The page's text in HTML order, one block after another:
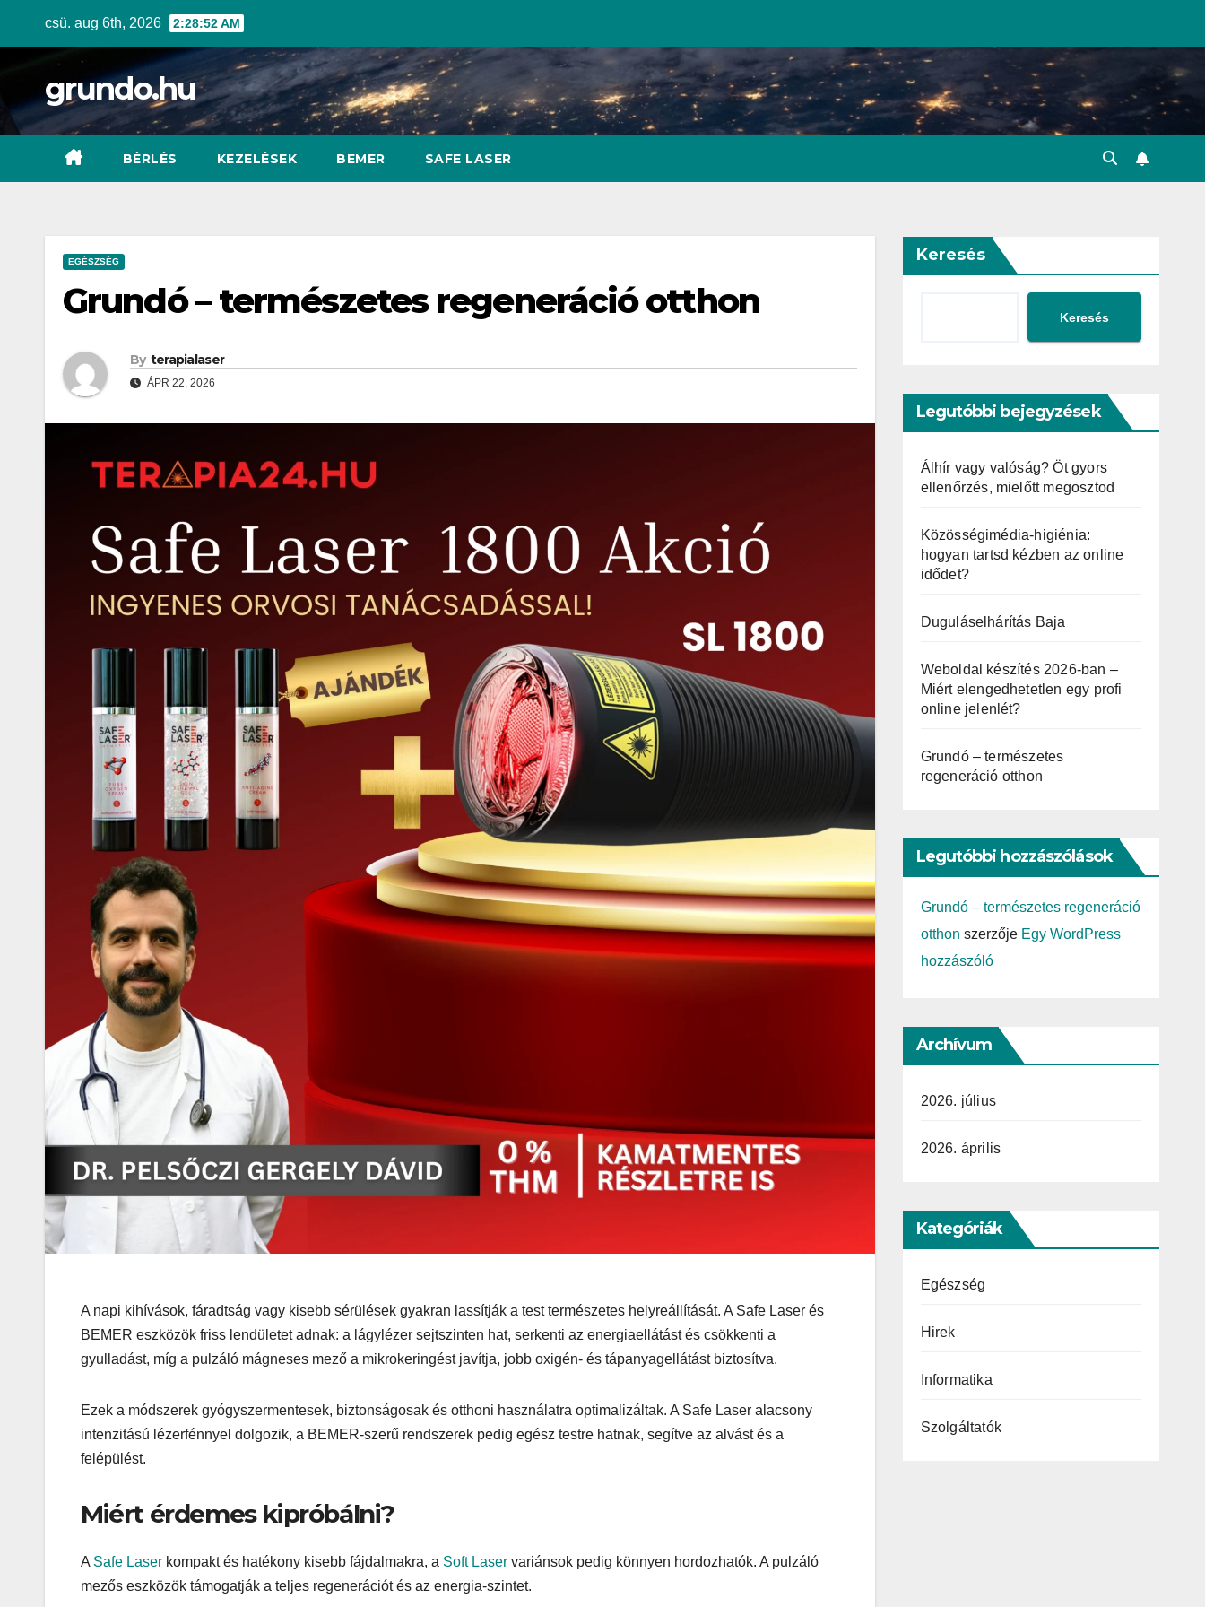
csü. aug 6th, 2026 2:28:53 AM
grundo.hu
BÉRLÉS KEZELÉSEK BEMER SAFE LASER
EGÉSZSÉG
Grundó – természetes regeneráció otthon
By terapialaser
ÁPR 22, 2026
A napi kihívások, fáradtság vagy kisebb sérülések gyakran lassítják a test természetes helyreállítását. A Safe Laser és
BEMER eszközök friss lendületet adnak: a lágylézer sejtszinten hat, serkenti az energiaellátást és csökkenti a
gyulladást, míg a pulzáló mágneses mező a mikrokeringést javítja, jobb oxigén- és tápanyagellátást biztosítva.
Ezek a módszerek gyógyszermentesek, biztonságosak és otthoni használatra optimalizáltak. A Safe Laser alacsony
intenzitású lézerfénnyel dolgozik, a BEMER-szerű rendszerek pedig egész testre hatnak, segítve az alvást és a
felépülést.
Miért érdemes kipróbálni?
A Safe Laser kompakt és hatékony kisebb fájdalmakra, a Soft Laser variánsok pedig könnyen hordozhatók. A pulzáló
mezős eszközök támogatják a teljes regenerációt és az energia-szintet.
Keresés
Keresés
Legutóbbi bejegyzések
Álhír vagy valóság? Öt gyors
ellenőrzés, mielőtt megosztod
Közösségimédia-higiénia:
hogyan tartsd kézben az online
idődet?
Duguláselhárítás Baja
Weboldal készítés 2026-ban –
Miért elengedhetetlen egy profi
online jelenlét?
Grundó – természetes
regeneráció otthon
Legutóbbi hozzászólások
Grundó – természetes regeneráció
otthon szerzője Egy WordPress
hozzászóló
Archívum
2026. július
2026. április
Kategóriák
Egészség
Hirek
Informatika
Szolgáltatók